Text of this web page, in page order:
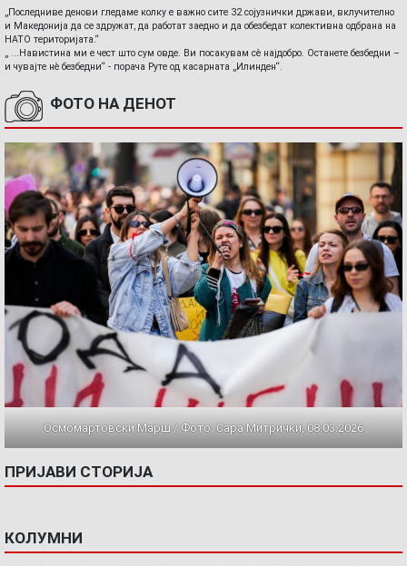
„Последниве денови гледаме колку е важно сите 32 сојузнички држави, вклучително
и Македонија да се здружат, да работат заедно и да обезбедат колективна одбрана на
НАТО територијата.“
„ ...Навистина ми е чест што сум овде. Ви посакувам сè најдобро. Останете безбедни –
и чувајте нè безбедни“ - порача Руте од касарната „Илинден“.
ФОТО НА ДЕНОТ
Осмомартовски Марш / Фото: Сара Митрички, 08.03.2026
ПРИЈАВИ СТОРИЈА
КОЛУМНИ